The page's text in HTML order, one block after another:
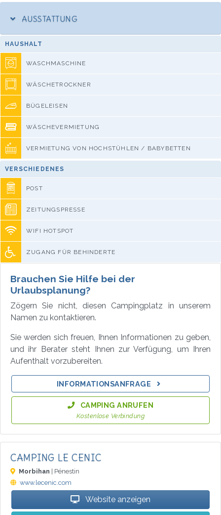
AUSSTATTUNG
HAUSHALT
WASCHMASCHINE
WÄSCHETROCKNER
BÜGELEISEN
WÄSCHEVERMIETUNG
VERMIETUNG VON HOCHSTÜHLEN / BABYBETTEN
VERSCHIEDENES
POST
ZEITUNGSPRESSE
WIFI HOTSPOT
ZUGANG FÜR BEHINDERTE
Brauchen Sie Hilfe bei der
Urlaubsplanung?
Zögern Sie nicht, diesen Campingplatz in unserem
Namen zu kontaktieren.
Sie werden sich freuen, Ihnen Informationen zu geben,
und ihr Berater steht Ihnen zur Verfügung, um Ihren
Aufenthalt vorzubereiten.
INFORMATIONSANFRAGE
CAMPING ANRUFEN
Kostenlose Verbindung
CAMPING LE CENIC
Morbihan | Pénestin
www.lecenic.com
Website anzeigen